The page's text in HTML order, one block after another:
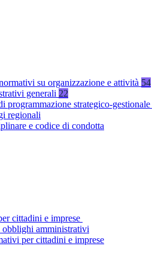
su organizzazione e attività 54
generali 22
programmazione strategico-gestionale
regionali
e codice di condotta
cittadini e imprese
obblighi amministrativi
per cittadini e imprese